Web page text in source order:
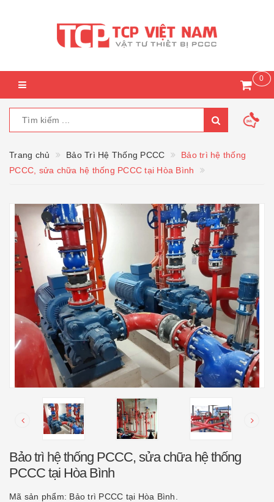
0
Trang chủ Bảo Trì Hệ Thống PCCC
Bảo trì hệ thống
PCCC, sửa chữa hệ thống PCCC tại Hòa Bình
Bảo trì hệ thống PCCC, sửa chữa hệ thống
PCCC tại Hòa Bình
Mã sản phẩm: Bảo trì PCCC tại Hòa Bình.